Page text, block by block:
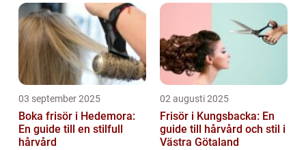
03 september 2025
Boka frisör i Hedemora:
En guide till en stilfull
hårvård
02 augusti 2025
Frisör i Kungsbacka: En
guide till hårvård och stil i
Västra Götaland